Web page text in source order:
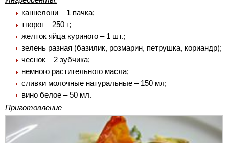
каннелони – 1 пачка;
творог – 250 г;
желток яйца куриного – 1 шт.;
зелень разная (базилик, розмарин, петрушка, кориандр);
чеснок – 2 зубчика;
немного растительного масла;
сливки молочные натуральные – 150 мл;
вино белое – 50 мл.
Приготовление